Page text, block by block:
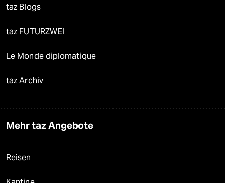
taz Blogs
taz FUTURZWEI
Le Monde diplomatique
taz Archiv
Mehr taz Angebote
Reisen